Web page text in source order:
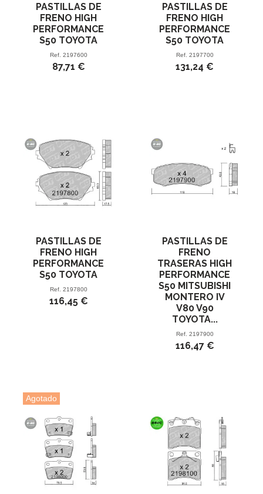
PASTILLAS DE
FRENO HIGH
PERFORMANCE
S50 TOYOTA
Ref. 2197600
87,71 €
PASTILLAS DE
FRENO HIGH
PERFORMANCE
S50 TOYOTA
Ref. 2197700
131,24 €
PASTILLAS DE
FRENO HIGH
PERFORMANCE
S50 TOYOTA
Ref. 2197800
116,45 €
PASTILLAS DE
FRENO
TRASERAS HIGH
PERFORMANCE
S50 MITSUBISHI
MONTERO IV
V80 V90
TOYOTA...
Ref. 2197900
116,47 €
Agotado